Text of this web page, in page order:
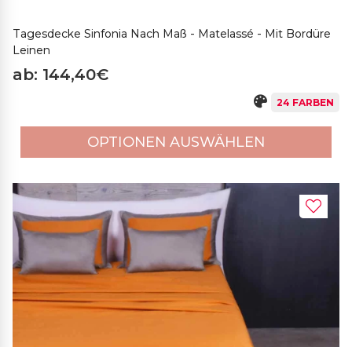
Tagesdecke Sinfonia Nach Maß - Matelassé - Mit Bordüre
Leinen
ab: 144,40€
24 FARBEN
OPTIONEN AUSWÄHLEN